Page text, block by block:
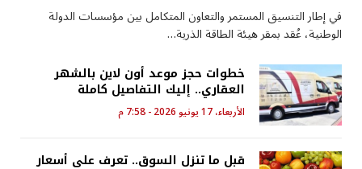
في إطار التنسيق المستمر والتعاون المتكامل بين مؤسسات الدولة
الوطنية، عُقد بمقر هيئة الطاقة الذرية…
خطوات حجز موعد أون لاين بالشهر
العقاري.. إليك التفاصيل كاملة
الأربعاء، 17 يونيو 2026 - 7:58 م
قبل ما تنزل السوق.. تعرف على أسعار